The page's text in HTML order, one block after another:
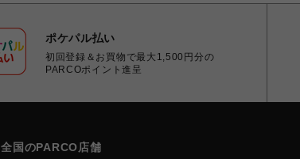
ポケパル払い
初回登録＆お買物で最大1,500円分の
PARCOポイント進呈
全国のPARCO店舗